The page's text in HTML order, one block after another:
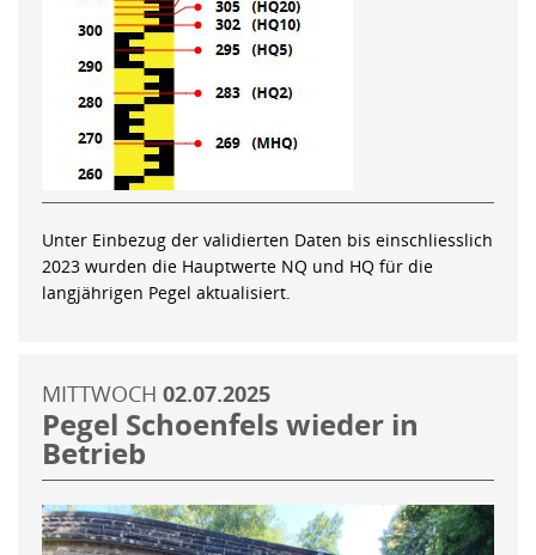
Unter Einbezug der validierten Daten bis einschliesslich
2023 wurden die Hauptwerte NQ und HQ für die
langjährigen Pegel aktualisiert.
MITTWOCH 02.07.2025
Pegel Schoenfels wieder in
Betrieb